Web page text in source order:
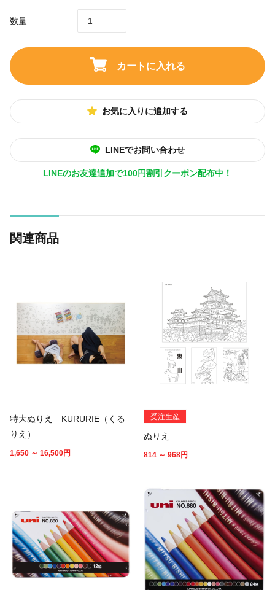
数量
カートに入れる
お気に入りに追加する
LINEでお問い合わせ
LINEのお友達追加で100円割引クーポン配布中！
関連商品
特大ぬりえ KURURIE（くる
りえ）
1,650 ～ 16,500円
受注生産
ぬりえ
814 ～ 968円